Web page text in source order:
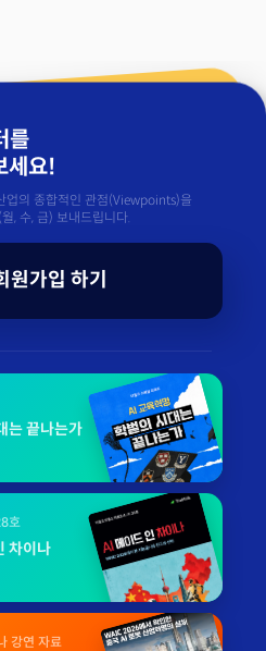
를
세요!
업의 종합적인 관점(Viewpoints)을
, 수, 금) 보내드립니다.
원가입 하기
는 끝나는가
호
차이나
강연 자료